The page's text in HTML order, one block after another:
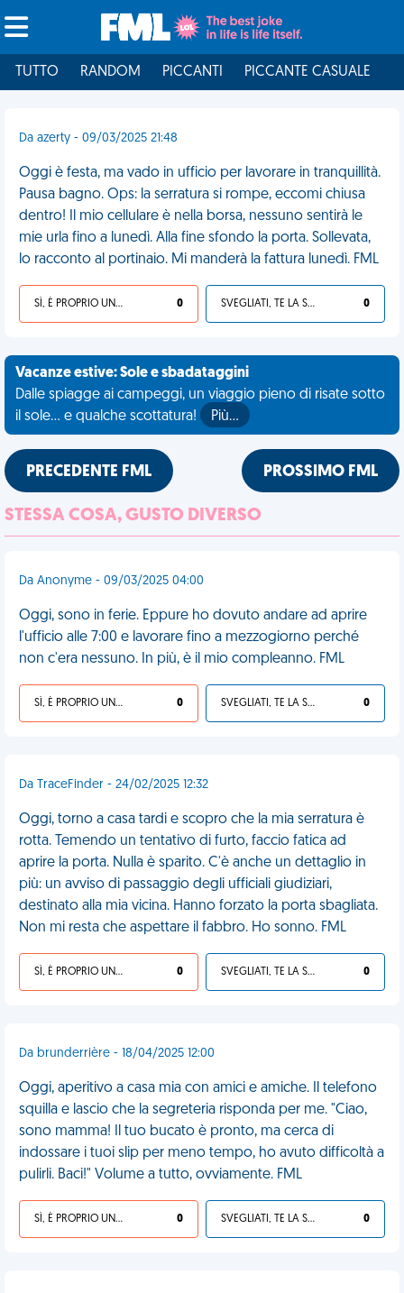
TUTTO RANDOM PICCANTI PICCANTE CASUALE
Da azerty - 09/03/2025 21:48
Oggi è festa, ma vado in ufficio per lavorare in tranquillità.
Pausa bagno. Ops: la serratura si rompe, eccomi chiusa
dentro! Il mio cellulare è nella borsa, nessuno sentirà le
mie urla fino a lunedì. Alla fine sfondo la porta. Sollevata,
lo racconto al portinaio. Mi manderà la fattura lunedì. FML
SÌ, È PROPRIO UNA VDM! 0 SVEGLIATI, TE LA SEI CERCATA! 0
Vacanze estive: Sole e sbadataggini
Dalle spiagge ai campeggi, un viaggio pieno di risate sotto
il sole... e qualche scottatura!
Più…
PRECEDENTE FML PROSSIMO FML
STESSA COSA, GUSTO DIVERSO
Da Anonyme - 09/03/2025 04:00
Oggi, sono in ferie. Eppure ho dovuto andare ad aprire
l'ufficio alle 7:00 e lavorare fino a mezzogiorno perché
non c'era nessuno. In più, è il mio compleanno. FML
SÌ, È PROPRIO UNA VDM! 0 SVEGLIATI, TE LA SEI CERCATA! 0
Da TraceFinder - 24/02/2025 12:32
Oggi, torno a casa tardi e scopro che la mia serratura è
rotta. Temendo un tentativo di furto, faccio fatica ad
aprire la porta. Nulla è sparito. C'è anche un dettaglio in
più: un avviso di passaggio degli ufficiali giudiziari,
destinato alla mia vicina. Hanno forzato la porta sbagliata.
Non mi resta che aspettare il fabbro. Ho sonno. FML
SÌ, È PROPRIO UNA VDM! 0 SVEGLIATI, TE LA SEI CERCATA! 0
Da brunderrière - 18/04/2025 12:00
Oggi, aperitivo a casa mia con amici e amiche. Il telefono
squilla e lascio che la segreteria risponda per me. "Ciao,
sono mamma! Il tuo bucato è pronto, ma cerca di
indossare i tuoi slip per meno tempo, ho avuto difficoltà a
pulirli. Baci!" Volume a tutto, ovviamente. FML
SÌ, È PROPRIO UNA VDM! 0 SVEGLIATI, TE LA SEI CERCATA! 0